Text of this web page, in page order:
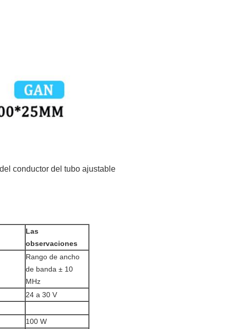
conductor del tubo ajustable
Las
observaciones
Rango de ancho
de banda ± 10
MHz
24 a 30 V
100 W